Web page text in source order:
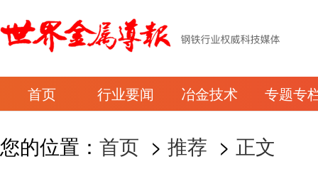
首页 行业要闻 冶金技术 专题专
您的位置： 首页 > 推荐 > 正文